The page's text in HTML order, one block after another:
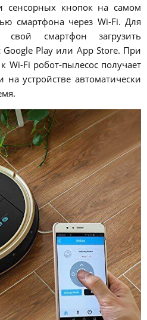
кнопок на самом
смартфона через Wi-Fi. Для
смартфон загрузить
Play или App Store. При
Wi-Fi робот-пылесос получает
устройстве автоматически